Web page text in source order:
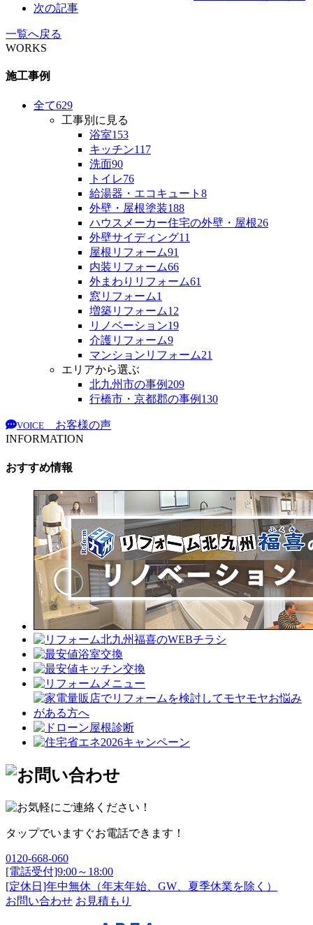
次の記事
一覧へ戻る
WORKS
施工事例
全て629
工事別に見る
浴室153
キッチン117
洗面90
トイレ76
給湯器・エコキュート 8
外壁・屋根塗装188
ハウスメーカー住宅の外壁・屋根26
外壁サイディング11
屋根リフォーム91
内装リフォーム66
外まわりリフォーム61
窓リフォーム1
増築リフォーム12
リノベーション19
介護リフォーム9
マンションリフォーム21
エリアから選ぶ
北九州市の事例209
行橋市・京都郡の事例 130
VOICE
お客様の声
INFORMATION
おすすめ情報
タップでいますぐお電話できます！
0120-668-060
[電話受付]9:00～18:00
[定休日]年中無休（年末年始、GW、夏季休業を除く）
お問い合わせ お見積もり